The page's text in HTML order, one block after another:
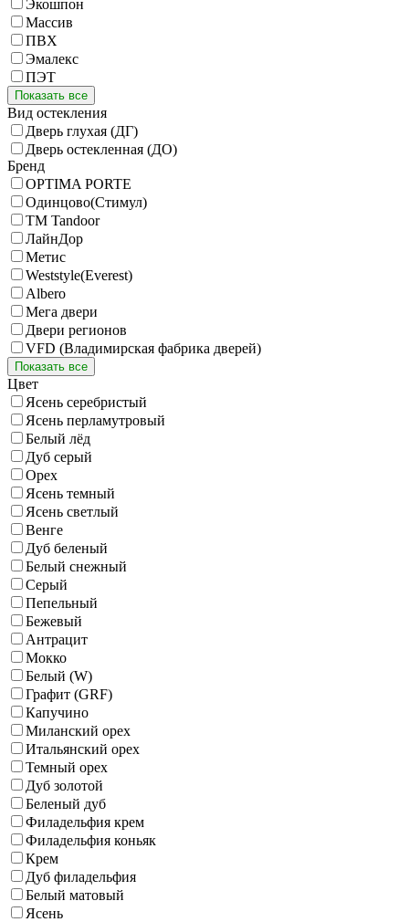
Экошпон
Массив
ПВХ
Эмалекс
ПЭТ
Показать все
Вид остекления
Дверь глухая (ДГ)
Дверь остекленная (ДО)
Бренд
OPTIMA PORTE
Одинцово(Стимул)
ТМ Tandoor
ЛайнДор
Метис
Weststyle(Everest)
Albero
Мега двери
Двери регионов
VFD (Владимирская фабрика дверей)
Показать все
Цвет
Ясень серебристый
Ясень перламутровый
Белый лёд
Дуб серый
Орех
Ясень темный
Ясень светлый
Венге
Дуб беленый
Белый снежный
Серый
Пепельный
Бежевый
Антрацит
Мокко
Белый (W)
Графит (GRF)
Капучино
Миланский орех
Итальянский орех
Темный орех
Дуб золотой
Беленый дуб
Филадельфия крем
Филадельфия коньяк
Крем
Дуб филадельфия
Белый матовый
Ясень